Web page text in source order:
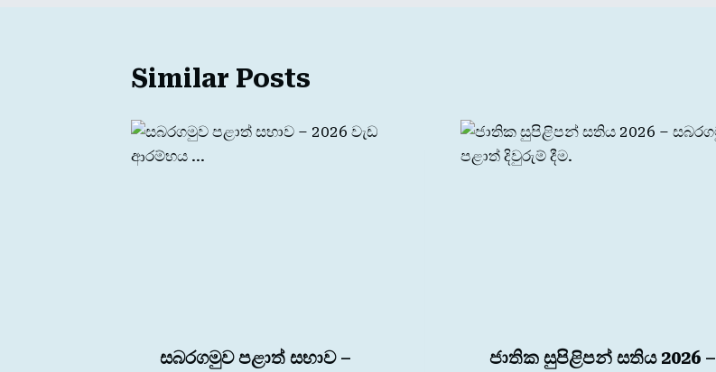
Similar Posts
සබරගමුව පළාත් සභාව –
ජාතික සුපිළිපන් සතිය 2026 –